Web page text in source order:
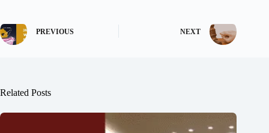
PREVIOUS NEXT
Related Posts